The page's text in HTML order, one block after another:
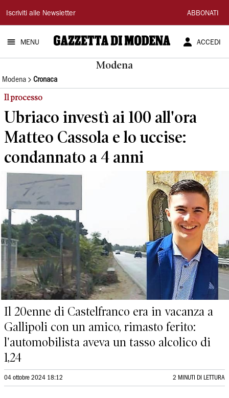
Gazzetta
di
Modena
Iscriviti alle Newsletter ABBONATI
MENU ACCEDI
Modena
Modena Cronaca
Il processo
Ubriaco investì ai 100 all'ora
Matteo Cassola e lo uccise:
condannato a 4 anni
Il 20enne di Castelfranco era in vacanza a
Gallipoli con un amico, rimasto ferito:
l'automobilista aveva un tasso alcolico di
1,24
04 ottobre 2024 18:12 2 MINUTI DI LETTURA